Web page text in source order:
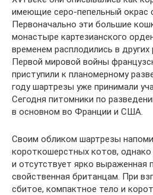
имеющие серо-пепельный окрас
Первоначально эти большие
монастыре картезианского
временем расплодились в
Первой мировой войны
приступили к планомерному
году шартрезы уже принимали
Сегодня питомники по
в основном во Франции и США.
Своим обликом шартрезы
короткошерстных котов, однако
и отсутствует ярко выраженная
свойственная британцам. При
сбитое, компактное тело и